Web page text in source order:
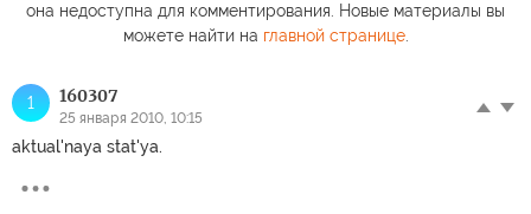
она недоступна для комментирования. Новые материалы вы
можете найти на главной странице.
1 160307
25 января 2010, 10:15
aktual'naya stat'ya.